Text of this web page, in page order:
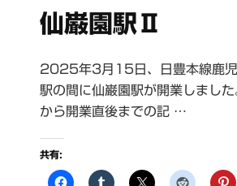
仙巌園駅Ⅱ
2025年3月15日、日豊本線鹿児
駅の間に仙巌園駅が開業しまし
から開業直後までの記 …
共有: